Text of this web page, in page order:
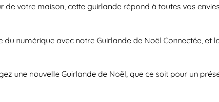
de votre maison, cette guirlande répond à toutes vos
du numérique avec notre Guirlande de Noël Connectée,
une nouvelle Guirlande de Noël, que ce soit pour un